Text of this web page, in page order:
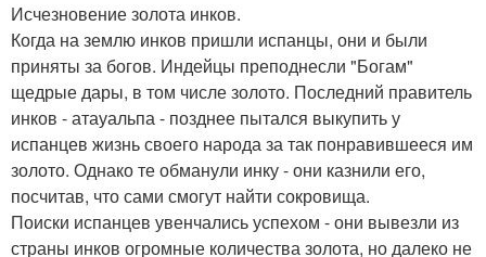
Исчезновение золота инков.
Когда на землю инков пришли испанцы, они и были
приняты за богов. Индейцы преподнесли "Богам"
щедрые дары, в том числе золото. Последний правитель
инков - атауальпа - позднее пытался выкупить у
испанцев жизнь своего народа за так понравившееся им
золото. Однако те обманули инку - они казнили его,
посчитав, что сами смогут найти сокровища.
Поиски испанцев увенчались успехом - они вывезли из
страны инков огромные количества золота, но далеко не